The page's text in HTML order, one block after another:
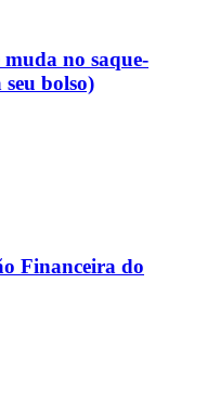
no saque-
bolso)
Financeira do